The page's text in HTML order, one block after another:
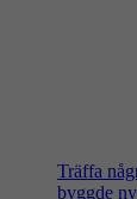
Träffa
byggde